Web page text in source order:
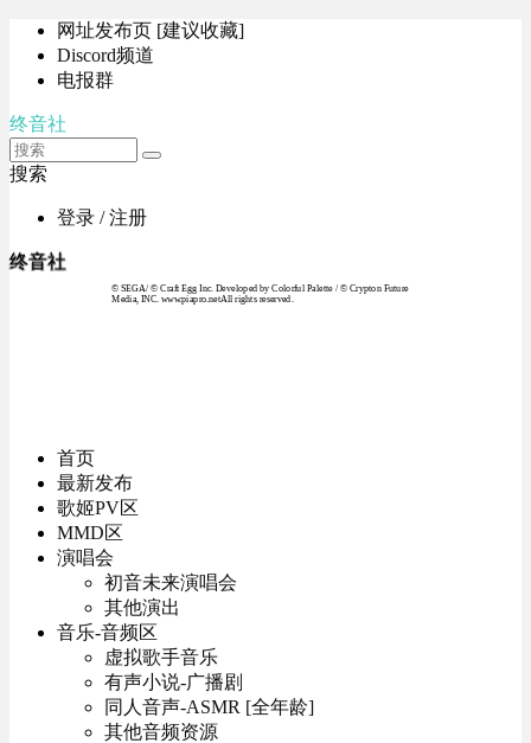
网址发布页 [建议收藏]
Discord频道
电报群
终音社
搜索
登录 / 注册
终音社
© SEGA / © Craft Egg Inc. Developed by Colorful Palette / © Crypton Future
Media, INC. www.piapro.netAll rights reserved.
首页
最新发布
歌姬PV区
MMD区
演唱会
初音未来演唱会
其他演出
音乐-音频区
虚拟歌手音乐
有声小说-广播剧
同人音声-ASMR [全年龄]
其他音频资源